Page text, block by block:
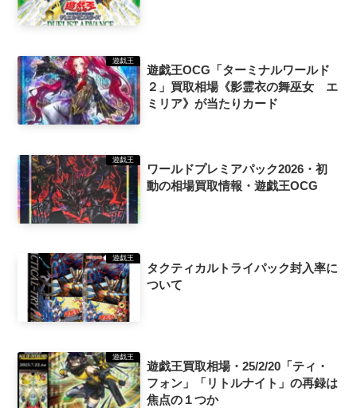
遊戯王
遊戯王OCG「ターミナルワールド
２」買取相場《影霊衣の舞巫女 エ
ミリア》が当たりカード
遊戯王
ワールドプレミアパック2026・初
動の相場買取情報・遊戯王OCG
遊戯王
タクティカルトライパック封入率に
ついて
遊戯王
遊戯王買取相場・25/2/20「ティ・
フォン」「リトルナイト」の再録は
焦点の１つか